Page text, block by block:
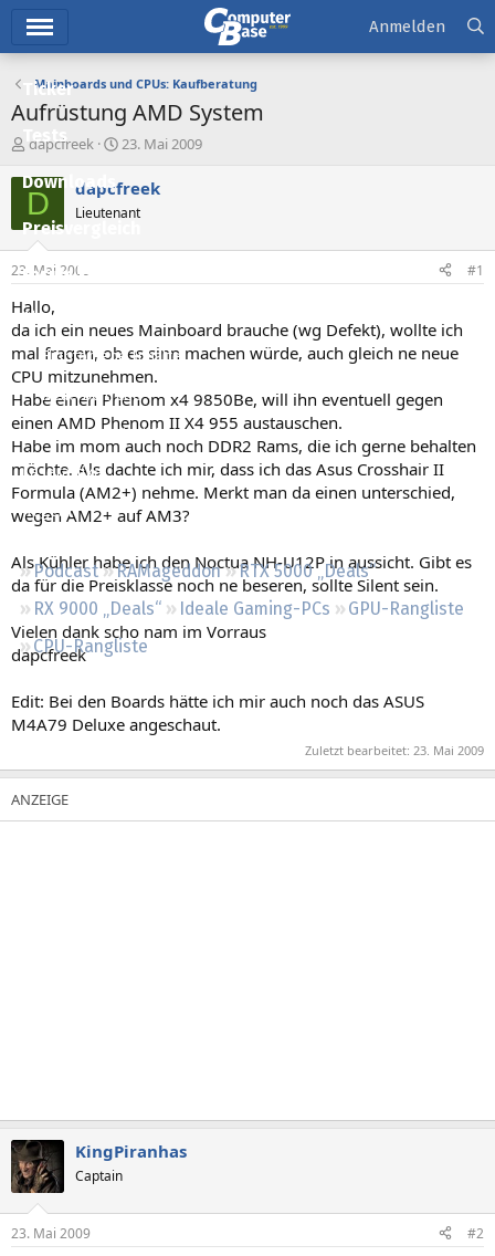
Ticker
Tests
Downloads
Preisvergleich
Forum
Aktuelles
Empfohlene Inhalte
Neue Beiträge
Neueste Aktivitäten
Leserartikel
Regeln
Podcast RAMageddon
RTX 5000 „Deals“
RX 9000 „Deals“
Ideale Gaming-PCs
GPU-Rangliste
CPU-Rangliste
Anmelden
Mainboards und CPUs: Kaufberatung
Aufrüstung AMD System
E
s
e
e
r
dapcfreek
E
s
e
t
23. Mai 2009
D dapcfreek
Lieutenant
23. Mai 2009 #1
Hallo,
da ich ein neues Mainboard brauche (wg Defekt), wollte ich
mal fragen, ob es sinn machen würde, auch gleich ne neue
CPU mitzunehmen.
Habe einen Phenom x4 9850Be, will ihn eventuell gegen
einen AMD Phenom II X4 955 austauschen.
Habe im mom auch noch DDR2 Rams, die ich gerne behalten
möchte. Als dachte ich mir, dass ich das Asus Crosshair II
Formula (AM2+) nehme. Merkt man da einen unterschied,
wegen AM2+ auf AM3?
Als Kühler habe ich den Noctua NH-U12P in aussicht. Gibt es
da für die Preisklasse noch ne beseren, sollte Silent sein.
Vielen dank scho nam im Vorraus
dapcfreek
Edit: Bei den Boards hätte ich mir auch noch das ASUS
M4A79 Deluxe angeschaut.
Zuletzt bearbeitet: 23. Mai 2009
KingPiranhas
Captain
23. Mai 2009 #2